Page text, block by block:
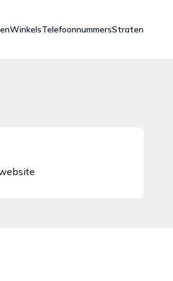
WinkelsTelefoonnummersStraten